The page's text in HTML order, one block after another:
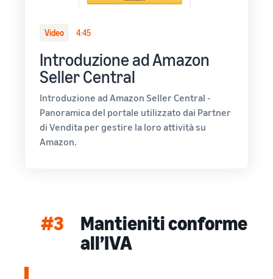
Video 4:45
Introduzione ad Amazon
Seller Central
Introduzione ad Amazon Seller Central -
Panoramica del portale utilizzato dai Partner
di Vendita per gestire la loro attività su
Amazon.
#3
Mantieniti conforme
all’IVA